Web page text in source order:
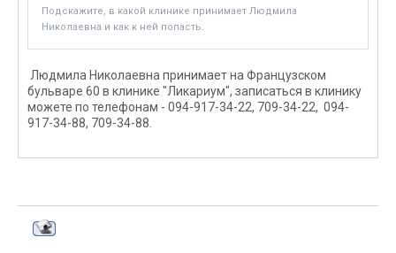
Подскажите, в какой клинике принимает Людмила
Николаевна и как к ней попасть.
Людмила Николаевна принимает на Французском
бульваре 60 в клинике "Ликариум", записаться в клинику
можете по телефонам - 094-917-34-22, 709-34-22, 094-
917-34-88, 709-34-88.